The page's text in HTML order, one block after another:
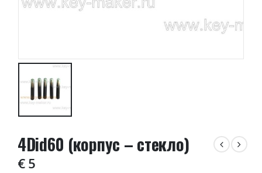
4Did60 (корпус – стекло)
€5